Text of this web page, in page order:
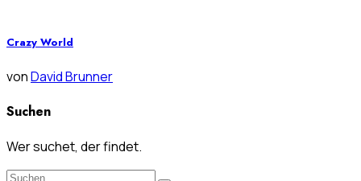
Crazy World
vonDavid Brunner
Suchen
Wer suchet, der findet.